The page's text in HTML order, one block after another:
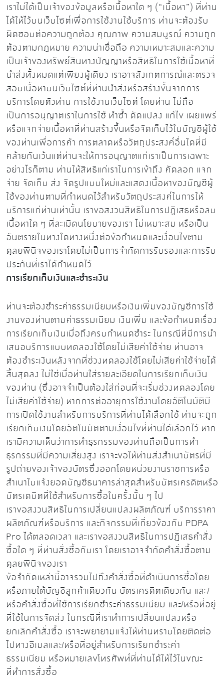
เราไม่ได้เป็นเจ้าของข้อมูลหรือเนื้อหาใด ๆ (“เนื้อหา”) ที่ท่าน
ได้ให้ไว้บนเว็บไซต์เพื่อการใช้งานใช้บริการ ท่านจะต้องรับ
ผิดชอบต่อความถูกต้อง คุณภาพ ความสมบูรณ์ ความถูก
ต้องตามกฎหมาย ความน่าเชื่อถือ ความเหมาะสมและความ
เป็นเจ้าของทรัพย์สินทางปัญญาหรือสิทธิในการใช้เนื้อหาที่
นำส่งทั้งหมดแต่เพียงผู้เดียว เราอาจสังเกตการณ์และตรวจ
สอบเนื้อหาบนเว็บไซต์ที่ท่านนำส่งหรือสร้างขึ้นจากการ
บริการโดยตัวท่าน การใช้งานเว็บไซต์ โดยท่าน ไม่ถือ
เป็นการอนุญาตเราในการใช้ ทำซ้ำ ดัดแปลง แก้ไข เผยแพร่
หรือแจกจ่ายเนื้อหาที่ท่านสร้างขึ้นหรือจัดเก็บไว้ในบัญชีผู้ใช้
ของท่านเพื่อการค้า การตลาดหรือวัตถุประสงค์อื่นใดที่มี
คล้ายกันเว้นแต่ท่านจะให้การอนุญาตแก่เราเป็นการเฉพาะ
อย่างไรก็ตาม ท่านให้สิทธิแก่เราในการเข้าถึง คัดลอก แจก
จ่าย จัดเก็บ ส่ง จัดรูปแบบใหม่และแสดงเนื้อหาของบัญชีผู้
ใช้ของท่านตามที่กำหนดไว้สำหรับวัตถุประสงค์ในการให้
บริการแก่ท่านเท่านั้น เราขอสงวนสิทธิในการปฏิเสธหรือลบ
เนื้อหาใด ๆ ที่ละเมิดนโยบายของเรา ไม่เหมาะสม หรือเป็น
อันตรายในทางใดทางหนึ่งต่อข้อกำหนดและเงื่อนไขตาม
ดุลยพินิจของเราโดยไม่เป็นการจำกัดการรับรองและการรับ
ประกันที่เราได้กำหนดไว้
การเรียกเก็บเงินและชำระเงิน
ท่านจะต้องชำระค่าธรรมเนียมหรือเงินเพิ่มของบัญชีการใช้
งานของท่านตามค่าธรรมเนียม เงินเพิ่ม และข้อกำหนดเรื่อง
การเรียกเก็บเงินเมื่อถึงครบกำหนดชำระ ในกรณีที่มีการนำ
เสนอบริการแบบทดลองใช้โดยไม่เสียค่าใช้จ่าย ท่านอาจ
ต้องชำระเงินหลังจากที่ช่วงทดลองใช้โดยไม่เสียค่าใช้จ่ายได้
สิ้นสุดลง ไม่ใช่เมื่อท่านใส่รายละเอียดในการเรียกเก็บเงิน
ของท่าน (ซึ่งอาจจำเป็นต้องใส่ก่อนที่จะเริ่มช่วงทดลองโดย
ไม่เสียค่าใช้จ่าย) หากการต่ออายุการใช้งานโดยอัติโนมัติมี
การเปิดใช้งานสำหรับการบริการที่ท่านได้เลือกใช้ ท่านจะถูก
เรียกเก็บเงินโดยอัตโนมัติตามเงื่อนไขที่ท่านได้เลือกไว้ หาก
เรามีความเห็นว่าการทำธุรกรรมของท่านถือเป็นการทำ
ธุรกรรมที่มีความเสี่ยงสูง เราจะขอให้ท่านส่งสำเนาบัตรที่มี
รูปถ่ายของเจ้าของบัตรซึ่งออกโดยหน่วยงานราชการหรือ
สำเนาใบแจ้งยอดบัญชีธนาคารล่าสุดสำหรับบัตรเครดิตหรือ
บัตรเดบิตที่ใช้สำหรับการซื้อในครั้งนั้น ๆ ไป
เราขอสงวนสิทธิในการเปลี่ยนแปลงผลิตภัณฑ์ บริการราคา
ผลิตภัณฑ์หรือบริการ และกิจกรรมที่เกี่ยวข้องกับ PDPA
Pro ได้ตลอดเวลา และเราขอสงวนสิทธิในการปฏิเสธคำสั่ง
ซื้อใด ๆ ที่ท่านสั่งซื้อกับเรา โดยเราอาจจำกัดคำสั่งซื้อตาม
ดุลยพินิจของเรา
ข้อจำกัดเหล่านี้อาจรวมไปถึงคำสั่งซื้อที่ดำเนินการซื้อโดย
หรือภายใต้บัญชีลูกค้าเดียวกัน บัตรเครดิตเดียวกัน และ/
หรือคำสั่งซื้อที่ใช้การเรียกชำระค่าธรรมเนียม และ/หรือที่อยู่
ที่ใช้ในการจัดส่ง ในกรณีที่เราทำการเปลี่ยนแปลงหรือ
ยกเลิกคำสั่งซื้อ เราจะพยายามแจ้งให้ท่านทราบโดยติดต่อ
ไปทางอีเมลและ/หรือที่อยู่สำหรับการเรียกชำระค่า
ธรรมเนียม หรือหมายเลขโทรศัพท์ที่ท่านได้ให้ไว้ในขณะ
ที่ทำการสั่งซื้อ